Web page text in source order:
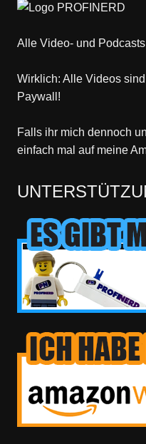
Alle Video- und
Wirklich: Alle Videos
Paywall!
Falls ihr mich dennoch
einfach mal auf meine